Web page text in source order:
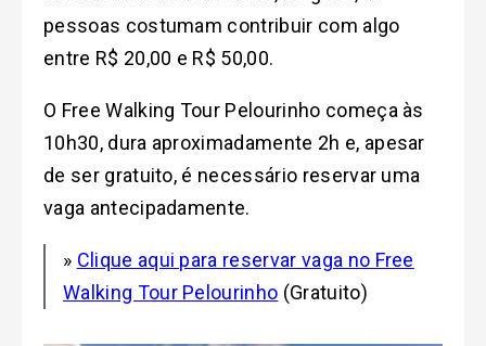
pessoas costumam contribuir com algo
entre R$ 20,00 e R$ 50,00.
O Free Walking Tour Pelourinho começa às
10h30, dura aproximadamente 2h e, apesar
de ser gratuito, é necessário reservar uma
vaga antecipadamente.
» Clique aqui para reservar vaga no Free
Walking Tour Pelourinho (Gratuito)